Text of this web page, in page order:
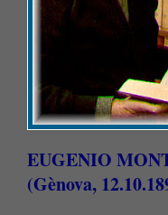
EUGENIO
(Gènova,